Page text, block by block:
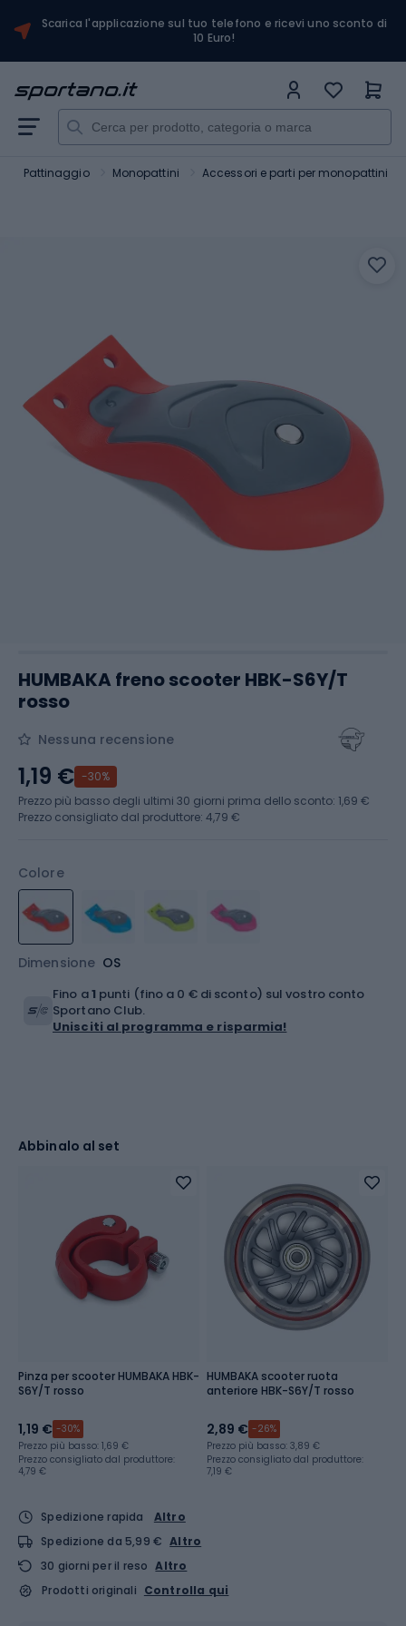
Scarica l'applicazione sul tuo telefono e ricevi uno sconto di
10 Euro!
Pattinaggio Monopattini Accessori e parti per monopattini
HUMBAKA freno scooter HBK-S6Y/T
rosso
Nessuna recensione
Colore
Dimensione OS
1,19 € -30%
Prezzo più basso degli ultimi 30 giorni prima dello sconto: 1,69 €
Prezzo consigliato dal produttore: 4,79 €
Fino a1 punti (fino a 0 € di sconto) sul vostro conto
Sportano Club.
Unisciti al programma e risparmia!
Abbinalo al set
Pinza per scooter HUMBAKA HBK-
S6Y/T rosso
1,19 € -30%
Prezzo più basso: 1,69 €
Prezzo consigliato dal produttore:
4,79 €
HUMBAKA scooter ruota
anteriore HBK-S6Y/T rosso
2,89 € -26%
Prezzo più basso: 3,89 €
Prezzo consigliato dal produttore:
7,19 €
Spedizione rapida
Altro
Spedizione da 5,99 € Altro
30 giorni per il reso Altro
Prodotti originali Controlla qui